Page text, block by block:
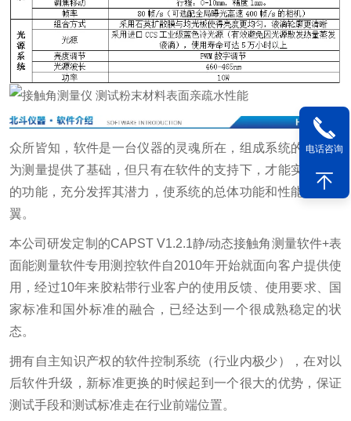
众所皆知，软件是一台仪器的灵魂所在，组成系统的硬件虽
为测量提供了基础，但只有在软件的支持下，才能实现硬件
的功能，充分发挥其潜力，使系统的总体功能和性能如虎添
翼。
本公司研发定制的CAPST V1.2.1静/动态接触角测量软件+表
面能测量软件专用测控软件自2010年开始就面向客户提供使
用，经过10年来胶粘带行业客户的使用反馈、使用要求、国
家标准和国外标准的融合，已经达到一个很成熟稳定的状
态。
拥有自主知识产权的软件控制系统（行业内极少），在对以
后软件升级，新标准更换的时候起到一个很大的优势，保证
测试手段和测试标准走在行业前端位置。
电话咨询